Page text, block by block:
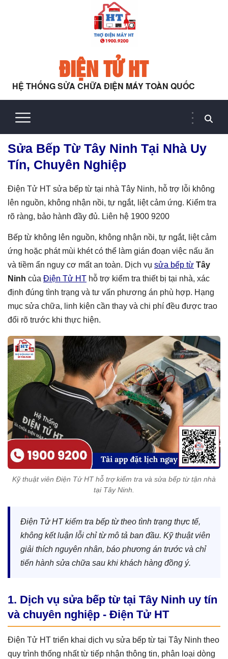
ĐIỆN TỬ HT
HỆ THỐNG SỬA CHỮA ĐIỆN MÁY TOÀN QUỐC
Sửa Bếp Từ Tây Ninh Tại Nhà Uy
Tín, Chuyên Nghiệp
Điện Tử HT sửa bếp từ tại nhà Tây Ninh, hỗ trợ lỗi không
lên nguồn, không nhận nồi, tự ngắt, liệt cảm ứng. Kiểm tra
rõ ràng, bảo hành đầy đủ. Liên hệ 1900 9200
Bếp từ không lên nguồn, không nhận nồi, tự ngắt, liệt cảm
ứng hoặc phát mùi khét có thể làm gián đoạn việc nấu ăn
và tiềm ẩn nguy cơ mất an toàn. Dịch vụ sửa bếp từ Tây
Ninh của Điện Tử HT hỗ trợ kiểm tra thiết bị tại nhà, xác
định đúng tình trạng và tư vấn phương án phù hợp. Hạng
mục sửa chữa, linh kiện cần thay và chi phí đều được trao
đổi rõ trước khi thực hiện.
Kỹ thuật viên Điện Tử HT hỗ trợ kiểm tra và sửa bếp từ tận nhà
tại Tây Ninh.
Điện Tử HT kiểm tra bếp từ theo tình trạng thực tế,
không kết luận lỗi chỉ từ mô tả ban đầu. Kỹ thuật viên
giải thích nguyên nhân, báo phương án trước và chỉ
tiến hành sửa chữa sau khi khách hàng đồng ý.
1. Dịch vụ sửa bếp từ tại Tây Ninh uy tín
và chuyên nghiệp - Điện Tử HT
Điện Tử HT triển khai dịch vụ sửa bếp từ tại Tây Ninh theo
quy trình thống nhất từ tiếp nhận thông tin, phân loại dòng